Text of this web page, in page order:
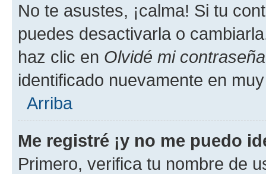
No te asustes, ¡calma! Si tu
puedes desactivarla o
haz clic en Olvidé mi contraseña
identificado nuevamente en
Arriba
Me registré ¡y no me puedo
Primero, verifica tu nombre de